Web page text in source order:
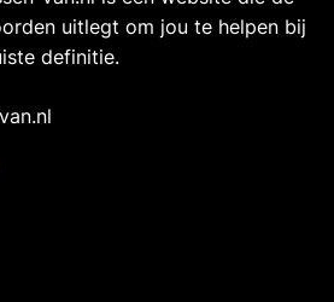
uitlegt om jou te helpen bij
definitie.